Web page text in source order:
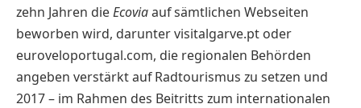
zehn Jahren dieEcoviaauf sämtlichen Webseiten
beworben wird, darunter visitalgarve.pt oder
euroveloportugal.com, die regionalen Behörden
angeben verstärkt auf Radtourismus zu setzen und
2017 – im Rahmen des Beitritts zum internationalen